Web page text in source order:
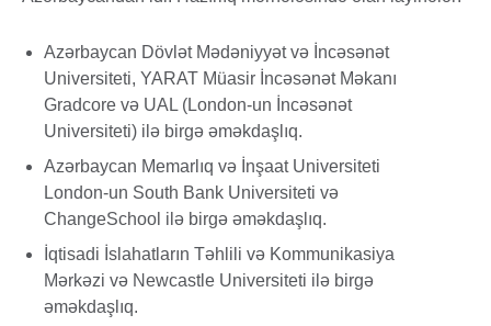
Azərbaycan Dövlət Mədəniyyət və İncəsənət
Universiteti, YARAT Müasir İncəsənət Məkanı
Gradcore və UAL (London-un İncəsənət
Universiteti) ilə birgə əməkdaşlıq.
Azərbaycan Memarlıq və İnşaat Universiteti
London-un South Bank Universiteti və
ChangeSchool ilə birgə əməkdaşlıq.
İqtisadi İslahatların Təhlili və Kommunikasiya
Mərkəzi və Newcastle Universiteti ilə birgə
əməkdaşlıq.